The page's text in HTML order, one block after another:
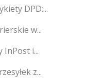
DPD:...
w...
InPost i...
z...